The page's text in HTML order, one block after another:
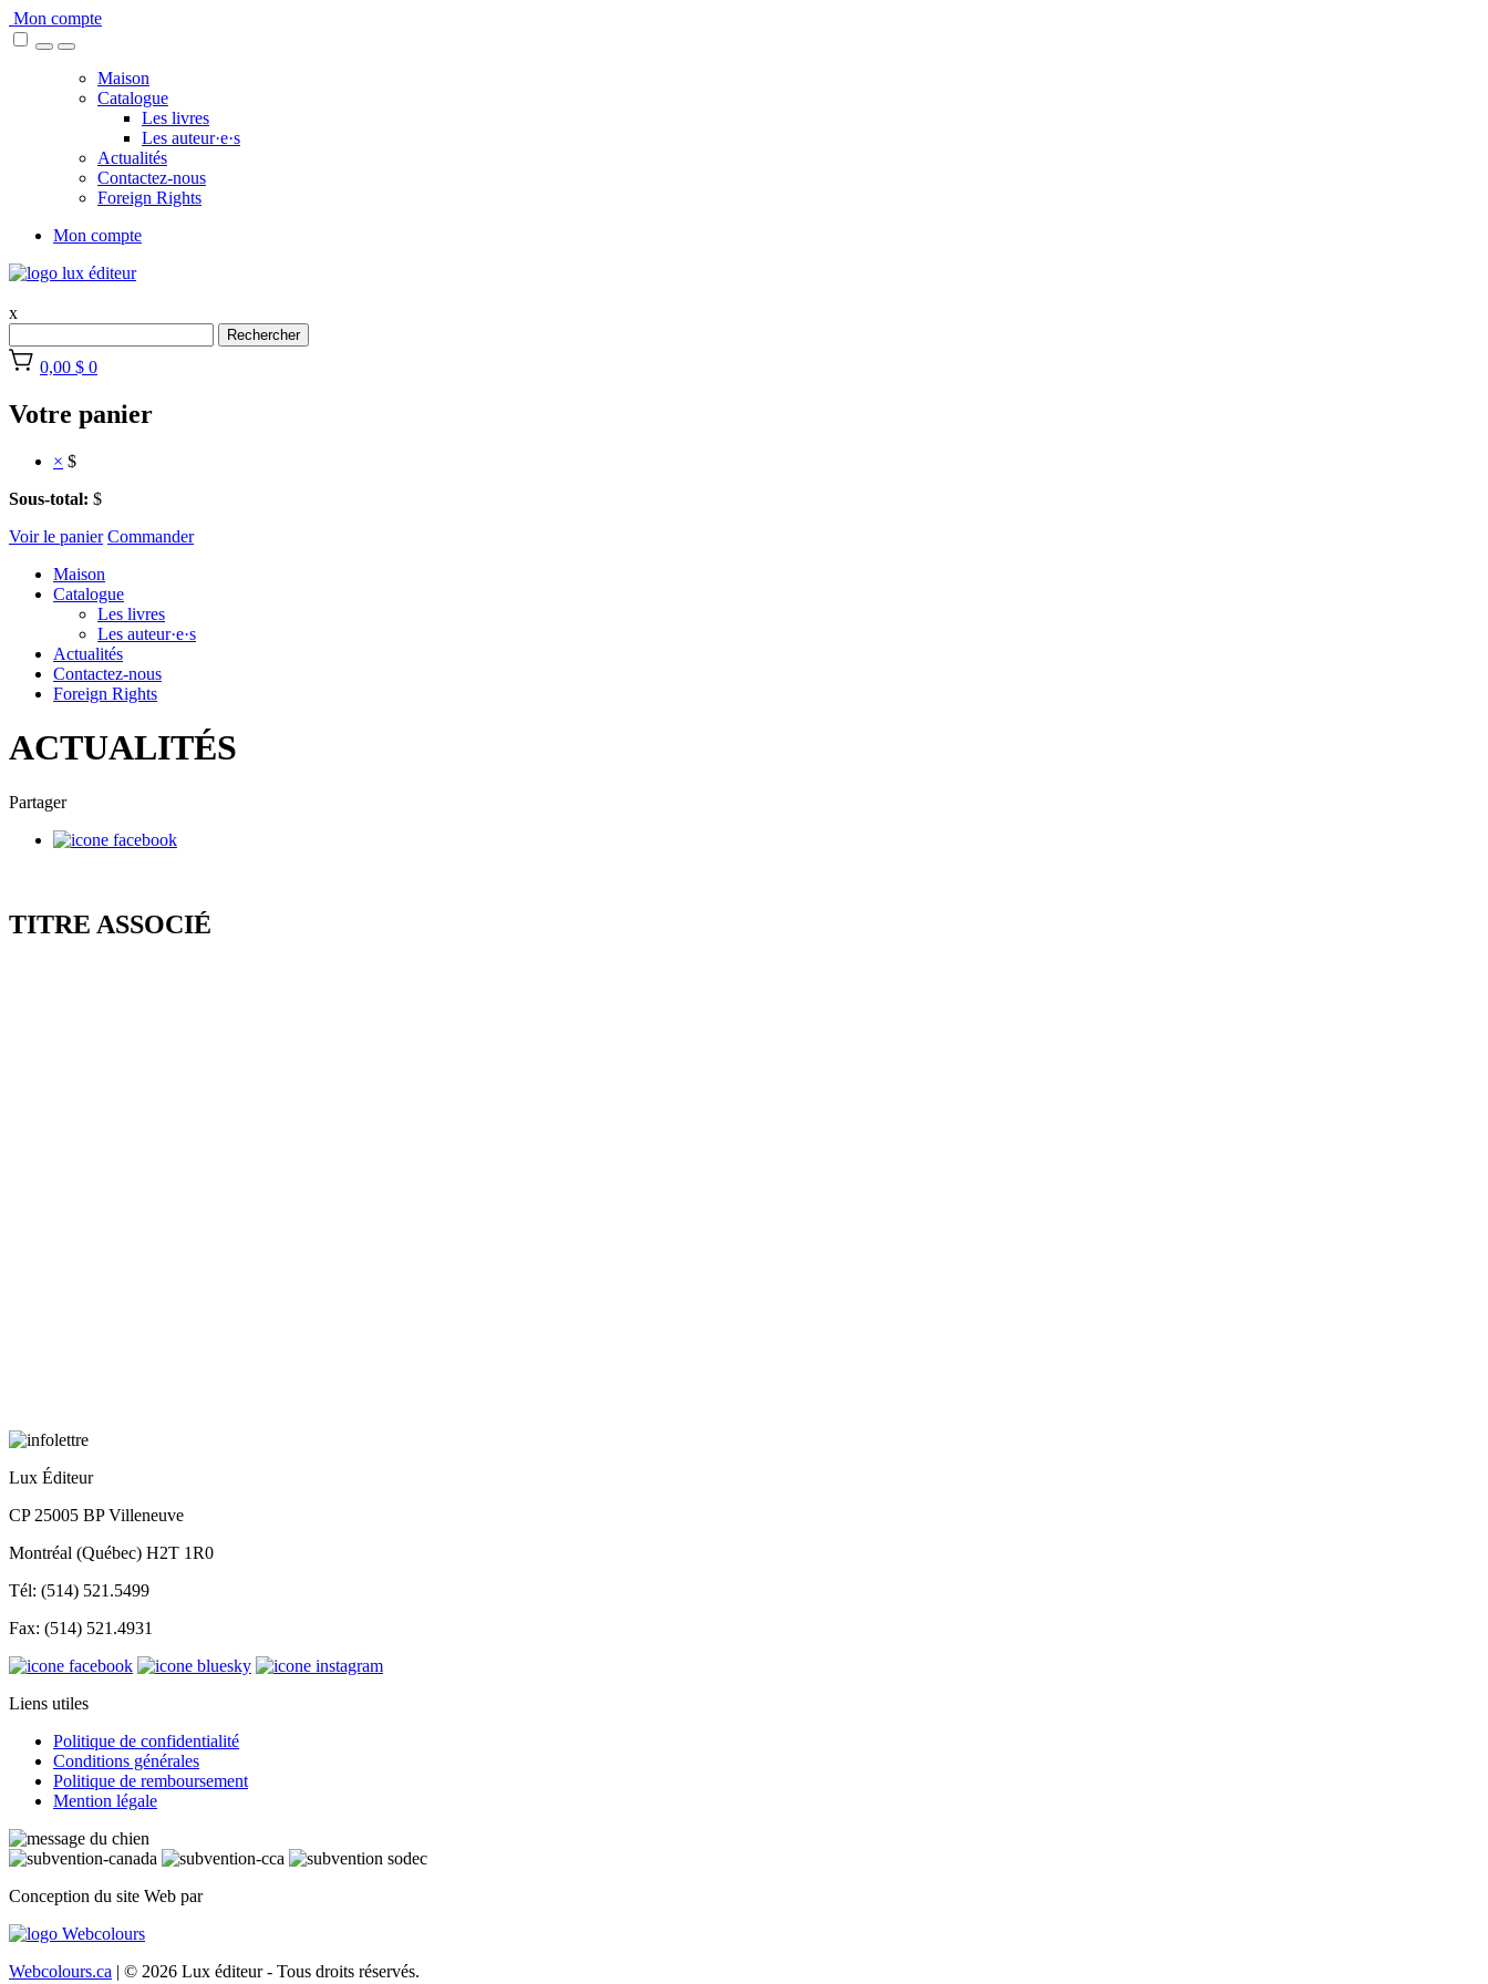
Skip
to
Mon compte
Maison
Catalogue
Les livres
Les auteur·e·s
Actualités
Contactez-nous
Foreign Rights
Mon compte
x
Rechercher
0,00 $ 0
Votre panier
× $
Sous-total: $
Voir le panier Commander
Maison
Catalogue
Les livres
Les auteur·e·s
Actualités
Contactez-nous
Foreign Rights
ACTUALITÉS
Partager
TITRE ASSOCIÉ
Lux Éditeur
CP 25005 BP Villeneuve
Montréal (Québec) H2T 1R0
Tél: (514) 521.5499
Fax: (514) 521.4931
Liens utiles
Politique de confidentialité
Conditions générales
Politique de remboursement
Mention légale
Conception du site Web par
Webcolours.ca | © 2026 Lux éditeur - Tous droits réservés.